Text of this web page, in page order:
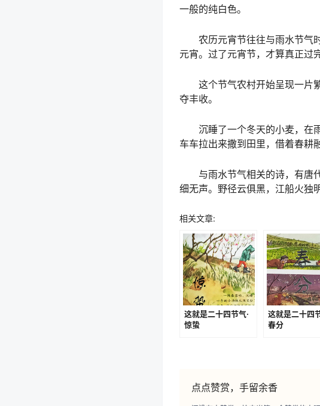
一般的纯白色。
农历元宵节往往与雨水节气时
元宵。过了元宵节，才算真正过
这个节气农村开始呈现一片繁
夺丰收。
沉睡了一个冬天的小麦，在雨
车车拉出来撒到田里，借着春耕
与雨水节气相关的诗，有唐代
细无声。野径云俱黑，江船火独
相关文章:
这就是二十四节气·
惊蛰
这就是二十四
春分
点点赞赏，手留余香